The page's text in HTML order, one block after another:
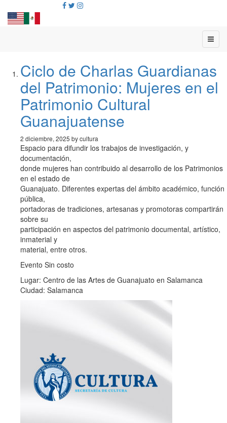
Ciclo de Charlas Guardianas
del Patrimonio: Mujeres en el
Patrimonio Cultural
Guanajuatense
2 diciembre, 2025 by cultura
Espacio para difundir los trabajos de investigación, y
documentación,
donde mujeres han contribuido al desarrollo de los Patrimonios
en el estado de
Guanajuato. Diferentes expertas del ámbito académico, función
pública,
portadoras de tradiciones, artesanas y promotoras compartirán
sobre su
participación en aspectos del patrimonio documental, artístico,
inmaterial y
material, entre otros.
Evento Sin costo
Lugar: Centro de las Artes de Guanajuato en Salamanca
Ciudad: Salamanca